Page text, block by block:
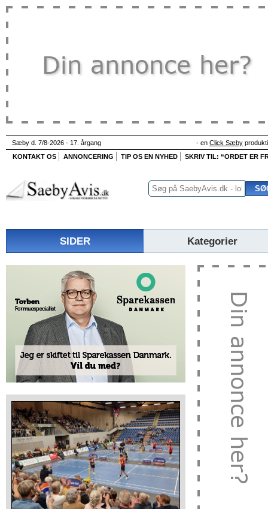
Sæby d. 7/8-2026 - 17. årgang - en Click Sæby
KONTAKT OS
ANNONCERING TIP OS EN NYHED SKRIV TIL: “ORDET ER
SIDER Kategorier